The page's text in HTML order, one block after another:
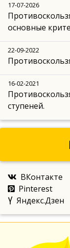
17-07-2026
основные
22-09-2022
16-02-2021
ступеней.
ВКонтакте
Pinterest
Яндекс.Дзен